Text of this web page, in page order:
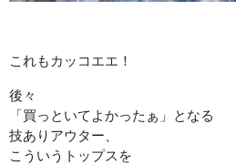
これもカッコエエ！
後々
「買っといてよかったぁ」となる
技ありアウター、
こういうトップスを